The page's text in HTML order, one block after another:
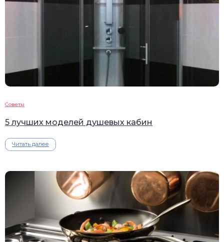
Советы
5 лучших моделей душевых кабин
Читать далее